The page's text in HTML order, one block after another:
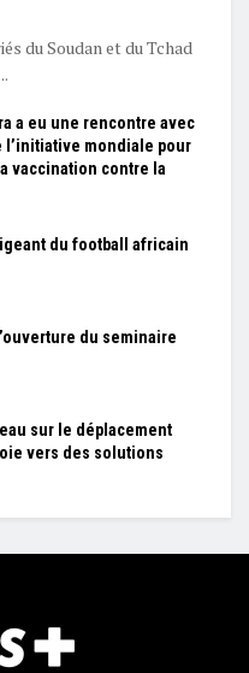
du Soudan et du Tchad
a eu une rencontre avec
l’initiative mondiale pour
vaccination contre la
du football africain
du seminaire
sur le déplacement
vers des solutions